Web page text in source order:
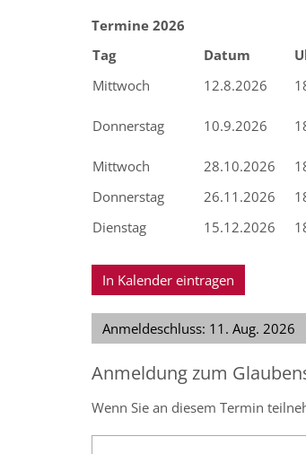
Termine 2026
Tag
Datum
Mittwoch
12.8.2026
Donnerstag 10.9.2026
Mittwoch
28.10.2026
Donnerstag
26.11.2026
Dienstag
15.12.2026
In Kalender eintragen
Anmeldeschluss: 11. Aug. 2026
Anmeldung zum
Wenn Sie an diesem Termin